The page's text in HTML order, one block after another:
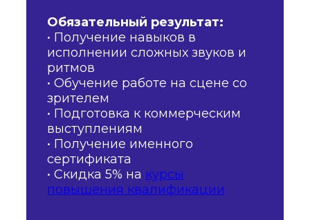
Обязательный результат:
• Получение навыков в
исполнении сложных звуков и
ритмов
• Обучение работе на сцене со
зрителем
• Подготовка к коммерческим
выступлениям
• Получение именного
сертификата
• Скидка 5% на курсы
повышения квалификации